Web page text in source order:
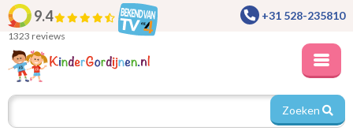
9.4
1323 reviews
+31 528-235810
Zoeken